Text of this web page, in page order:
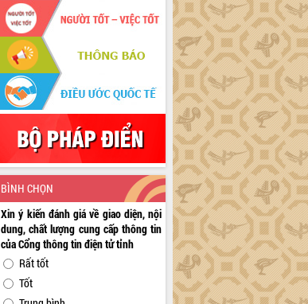
BÌNH CHỌN
Xin ý kiến đánh giá về giao diện, nội
dung, chất lượng cung cấp thông tin
của Cổng thông tin điện tử tỉnh
Rất tốt
Tốt